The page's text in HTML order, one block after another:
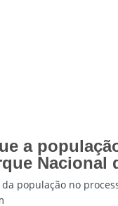
a
Nacional
população no